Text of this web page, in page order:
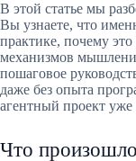
В этой статье мы
Вы узнаете, что
практике, почему
механизмов
пошаговое
даже без опыта
агентный проект
Что